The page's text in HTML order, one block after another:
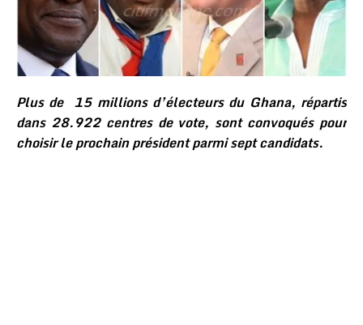
Plus de 15 millions d’électeurs du Ghana, répartis
dans 28.922 centres de vote, sont convoqués pour
choisir le prochain président parmi sept candidats.